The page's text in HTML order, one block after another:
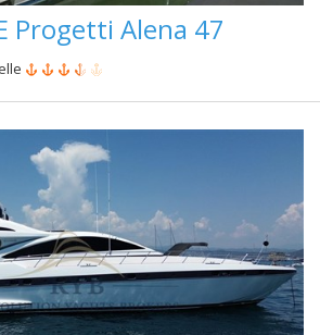
Progetti Alena 47